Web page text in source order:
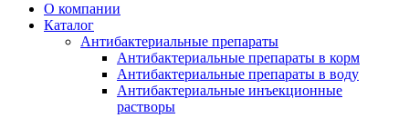
О компании
Каталог
Антибактериальные препараты
Антибактериальные препараты в корм
Антибактериальные препараты в воду
Антибактериальные инъекционные
растворы